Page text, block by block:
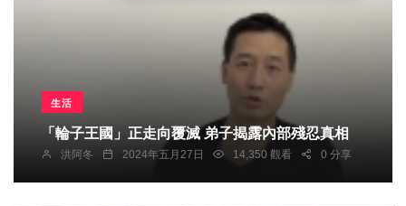
生活
「輪子王國」正走向覆滅 弟子揭露內部殘忍真相
洪阿冬 2024年五月27日 14,350 觀看 0 分享